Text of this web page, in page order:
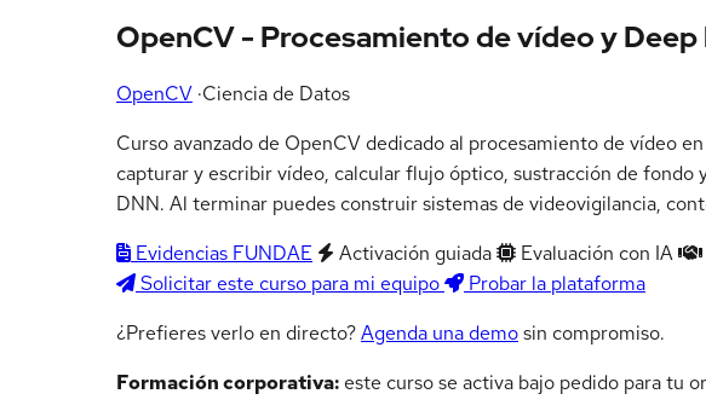
OpenCV - Procesamiento de vídeo y
OpenCV ·Ciencia de Datos
Curso avanzado de OpenCV dedicado al procesamiento de vídeo
capturar y escribir vídeo, calcular flujo óptico, sustracción de
DNN. Al terminar puedes construir sistemas de videovigilancia,
Evidencias FUNDAE
Activación guiada Evaluación con IA
Solicitar este curso para mi equipo
Probar la plataforma
¿Prefieres verlo en directo?Agenda una demosin compromiso.
Formación corporativa: este curso se activa bajo pedido para tu